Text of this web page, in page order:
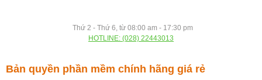
Thứ 2 - Thứ 6, từ 08:00 am - 17:30 pm
HOTLINE: (028) 22443013
Bản quyền phần mềm chính hãng giá rẻ